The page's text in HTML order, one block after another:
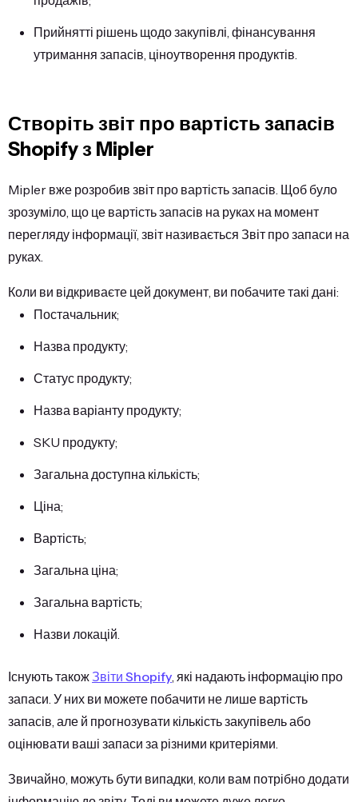
Прийнятті рішень щодо закупівлі, фінансування
утримання запасів, ціноутворення продуктів.
Створіть звіт про вартість запасів
Shopify з Mipler
Mipler вже розробив звіт про вартість запасів. Щоб було
зрозуміло, що це вартість запасів на руках на момент
перегляду інформації, звіт називається Звіт про запаси на
руках.
Коли ви відкриваєте цей документ, ви побачите такі дані:
Постачальник;
Назва продукту;
Статус продукту;
Назва варіанту продукту;
SKU продукту;
Загальна доступна кількість;
Ціна;
Вартість;
Загальна ціна;
Загальна вартість;
Назви локацій.
Існують такожЗвіти Shopify, які надають інформацію про
запаси. У них ви можете побачити не лише вартість
запасів, але й прогнозувати кількість закупівель або
оцінювати ваші запаси за різними критеріями.
Звичайно, можуть бути випадки, коли вам потрібно додати